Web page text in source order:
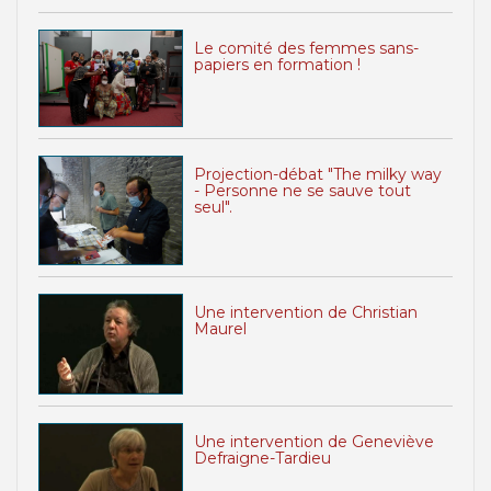
Le comité des femmes sans-
papiers en formation !
Projection-débat "The milky way
- Personne ne se sauve tout
seul".
Une intervention de Christian
Maurel
Une intervention de Geneviève
Defraigne-Tardieu